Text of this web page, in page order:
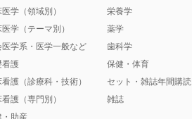
学（領域別）
学（テーマ別）
医学系・医学一般など
看護
護（診療科・技術）
護（専門別）
栄養学
薬学
歯科学
保健・体育
セット・雑誌年間購読
雑誌